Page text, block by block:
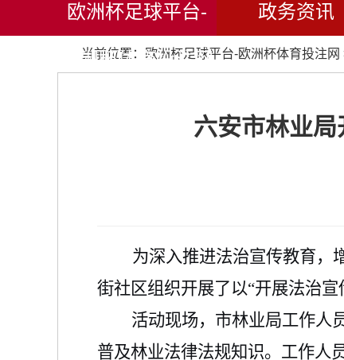
欧洲杯足球平台-
欧洲杯体育投注网
政务资讯
当前位置： 欧洲杯足球平台-欧洲杯体育投注网
六安市林业
为深入推进法治宣传教育，增
街社区组织开展了以“开展法治宣
活动现场，市林业局工作人
普及林业法律法规知识。工作人